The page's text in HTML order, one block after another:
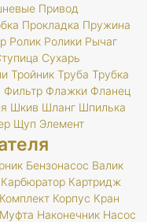
Привод
Прокладка Пружина
Ролик Ролики Рычаг
Сухарь
Тройник Труба Трубка
Фильтр Флажки Фланец
Шкив Шланг Шпилька
Щуп Элемент
Бензонасос Валик
Карбюратор Картридж
Комплект Корпус Кран
Муфта Наконечник Насос